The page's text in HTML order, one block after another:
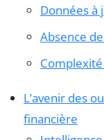
Données à
Absence
L’avenir des
financière